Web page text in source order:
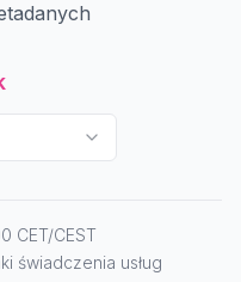
CET/CEST
świadczenia usług